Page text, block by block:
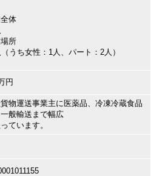
体
所
うち女性：1人、パート：2人）
円
物運送事業主に医薬品、冷凍冷蔵食品
般輸送まで幅広
ています。